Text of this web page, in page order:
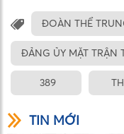
ĐOÀN THỂ
ĐẢNG ỦY MẶT TRẬN
389
TIN MỚI